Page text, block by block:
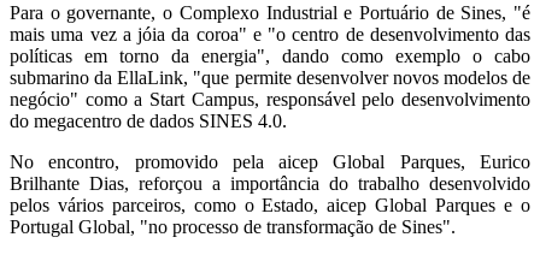
Para o governante, o Complexo Industrial e Portuário de Sines, "é
mais uma vez a jóia da coroa" e "o centro de desenvolvimento das
políticas em torno da energia", dando como exemplo o cabo
submarino da EllaLink, "que permite desenvolver novos modelos de
negócio" como a Start Campus, responsável pelo desenvolvimento
do megacentro de dados SINES 4.0.
No encontro, promovido pela aicep Global Parques, Eurico
Brilhante Dias, reforçou a importância do trabalho desenvolvido
pelos vários parceiros, como o Estado, aicep Global Parques e o
Portugal Global, "no processo de transformação de Sines".